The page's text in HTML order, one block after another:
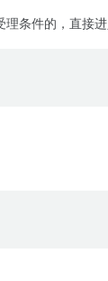
条件的，直接